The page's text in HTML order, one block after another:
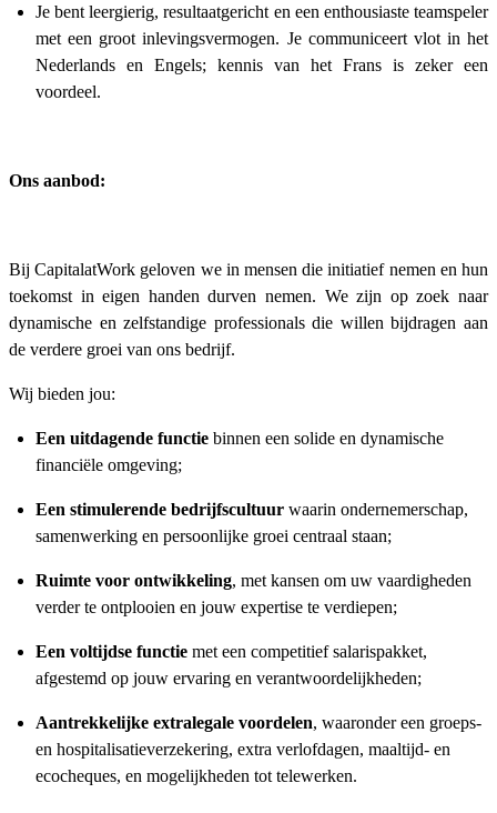
Je bent leergierig, resultaatgericht en een enthousiaste teamspeler
met een groot inlevingsvermogen. Je communiceert vlot in het
Nederlands en Engels; kennis van het Frans is zeker een
voordeel.
Ons aanbod:
Bij CapitalatWork geloven we in mensen die initiatief nemen en hun
toekomst in eigen handen durven nemen. We zijn op zoek naar
dynamische en zelfstandige professionals die willen bijdragen aan
de verdere groei van ons bedrijf.
Wij bieden jou:
Een uitdagende functie binnen een solide en dynamische
financiële omgeving;
Een stimulerende bedrijfscultuur waarin ondernemerschap,
samenwerking en persoonlijke groei centraal staan;
Ruimte voor ontwikkeling, met kansen om uw vaardigheden
verder te ontplooien en jouw expertise te verdiepen;
Een voltijdse functie met een competitief salarispakket,
afgestemd op jouw ervaring en verantwoordelijkheden;
Aantrekkelijke extralegale voordelen, waaronder een groeps-
en hospitalisatieverzekering, extra verlofdagen, maaltijd- en
ecocheques, en mogelijkheden tot telewerken.